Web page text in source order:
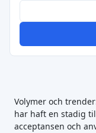
Volymer och
har haft en stadig
acceptansen och